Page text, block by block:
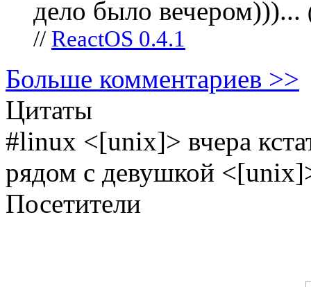
дело было вечером)))...
// ReactOS 0.4.1
Больше комментариев >>
Цитаты
#linux <[unix]> вчера
рядом с девушкой
Посетители